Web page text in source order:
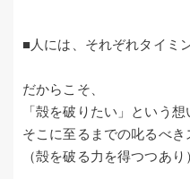
■人には、それぞれタイミ
だからこそ、
「殻を破りたい」という想
そこに至るまでの叱るべ
（殻を破る力を得つつあり